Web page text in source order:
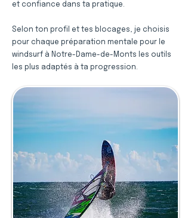
et confiance dans ta pratique.
Selon ton profil et tes blocages, je choisis
pour chaque préparation mentale pour le
windsurf à Notre-Dame-de-Monts les outils
les plus adaptés à ta progression.